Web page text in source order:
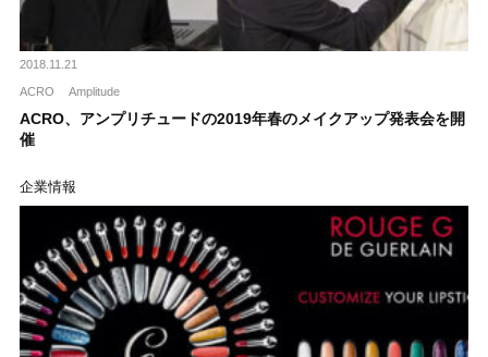
2018.11.21
ACRO Amplitude
ACRO、アンプリチュードの2019年春のメイクアップ発表会を開
催
企業情報